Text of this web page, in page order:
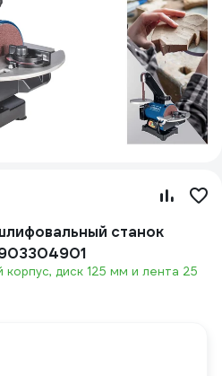
станок
диск 125 мм и лента 25